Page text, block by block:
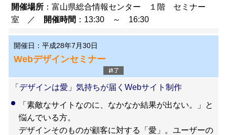
開催場所 ：富山県総合情報センター １階 セミナー
室 ／
開催時間 ：13:30 ～ 16:30
開催日：平成28年7月30日
Webデザインセミナー
「デザインは愛」気持ちが届くWebサイト制作
「素敵なサイトなのに、なかなか結果が出ない。」と
悩んでいる方。
デザインそのものが顧客に対する「愛」。ユーザーの